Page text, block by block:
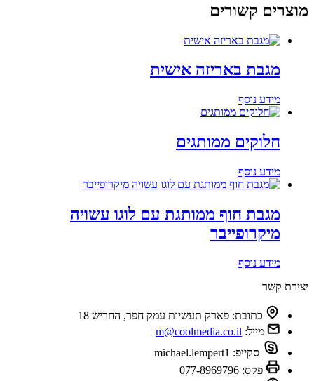
מוצרים קשורים
מגבת באריזה אישית
מידע נוסף
חלוקים ממותגים
מידע נוסף
מגבת חוף ממותגת עם לוגו עשויה
מיקרופייבר
מידע נוסף
יצירת קשר
כתובת: פארק תעשיות עמק חפר, החריש 18
מייל: m@coolmedia.co.il
סקייפ: michael.lempert1
פקס: 077-8969796